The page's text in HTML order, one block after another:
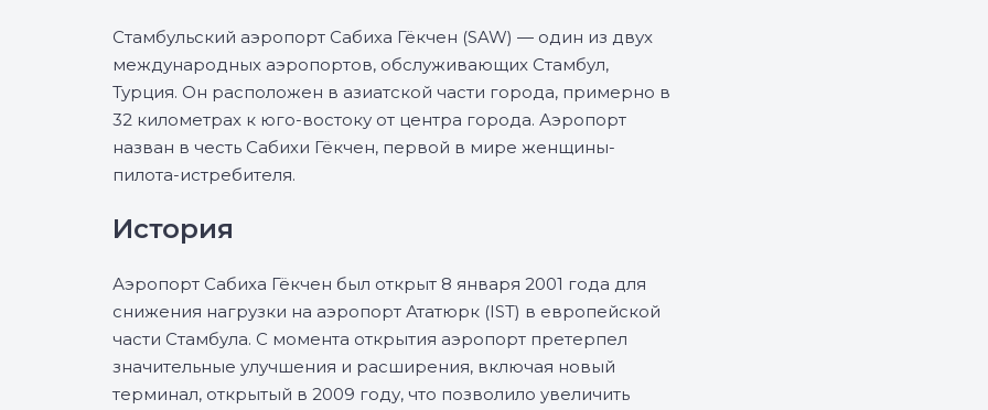
Стамбульский аэропорт Сабиха Гёкчен (SAW) — один из двух
международных аэропортов, обслуживающих Стамбул,
Турция. Он расположен в азиатской части города, примерно в
32 километрах к юго-востоку от центра города. Аэропорт
назван в честь Сабихи Гёкчен, первой в мире женщины-
пилота-истребителя.
История
Аэропорт Сабиха Гёкчен был открыт 8 января 2001 года для
снижения нагрузки на аэропорт Ататюрк (IST) в европейской
части Стамбула. С момента открытия аэропорт претерпел
значительные улучшения и расширения, включая новый
терминал, открытый в 2009 году, что позволило увеличить